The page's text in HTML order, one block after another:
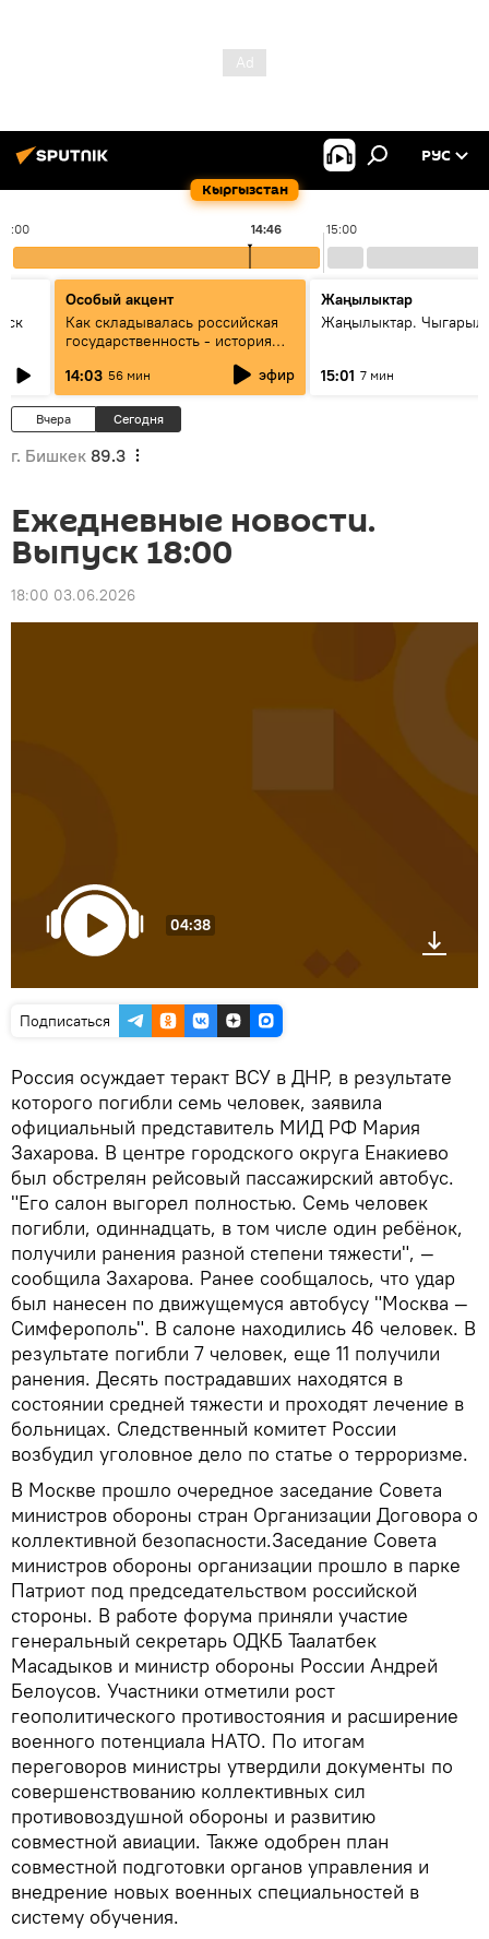
Кыргызстан
РУС
14:00 15:00
14:46
Особый акцент
Как складывалась российская
государственность - история
России и геополитика Евразии
глазами аналитиков
14:03 56 мин эфир
Жаңылыктар
Жаңылыктар.
15:01 7 мин
Вчера Сегодня
г. Бишкек 89.3
Ежедневные новости.
Выпуск 18:00
18:00 03.06.2026
04:38
Подписаться
Россия осуждает теракт ВСУ в ДНР, в результате
которого погибли семь человек, заявила
официальный представитель МИД РФ Мария
Захарова. В центре городского округа Енакиево
был обстрелян рейсовый пассажирский автобус.
"Его салон выгорел полностью. Семь человек
погибли, одиннадцать, в том числе один ребёнок,
получили ранения разной степени тяжести", —
сообщила Захарова. Ранее сообщалось, что удар
был нанесен по движущемуся автобусу "Москва —
Симферополь". В салоне находились 46 человек. В
результате погибли 7 человек, еще 11 получили
ранения. Десять пострадавших находятся в
состоянии средней тяжести и проходят лечение в
больницах. Следственный комитет России
возбудил уголовное дело по статье о терроризме.
В Москве прошло очередное заседание Совета
министров обороны стран Организации Договора о
коллективной безопасности.Заседание Совета
министров обороны организации прошло в парке
Патриот под председательством российской
стороны. В работе форума приняли участие
генеральный секретарь ОДКБ Таалатбек
Масадыков и министр обороны России Андрей
Белоусов. Участники отметили рост
геополитического противостояния и расширение
военного потенциала НАТО. По итогам
переговоров министры утвердили документы по
совершенствованию коллективных сил
противовоздушной обороны и развитию
совместной авиации. Также одобрен план
совместной подготовки органов управления и
внедрение новых военных специальностей в
систему обучения.